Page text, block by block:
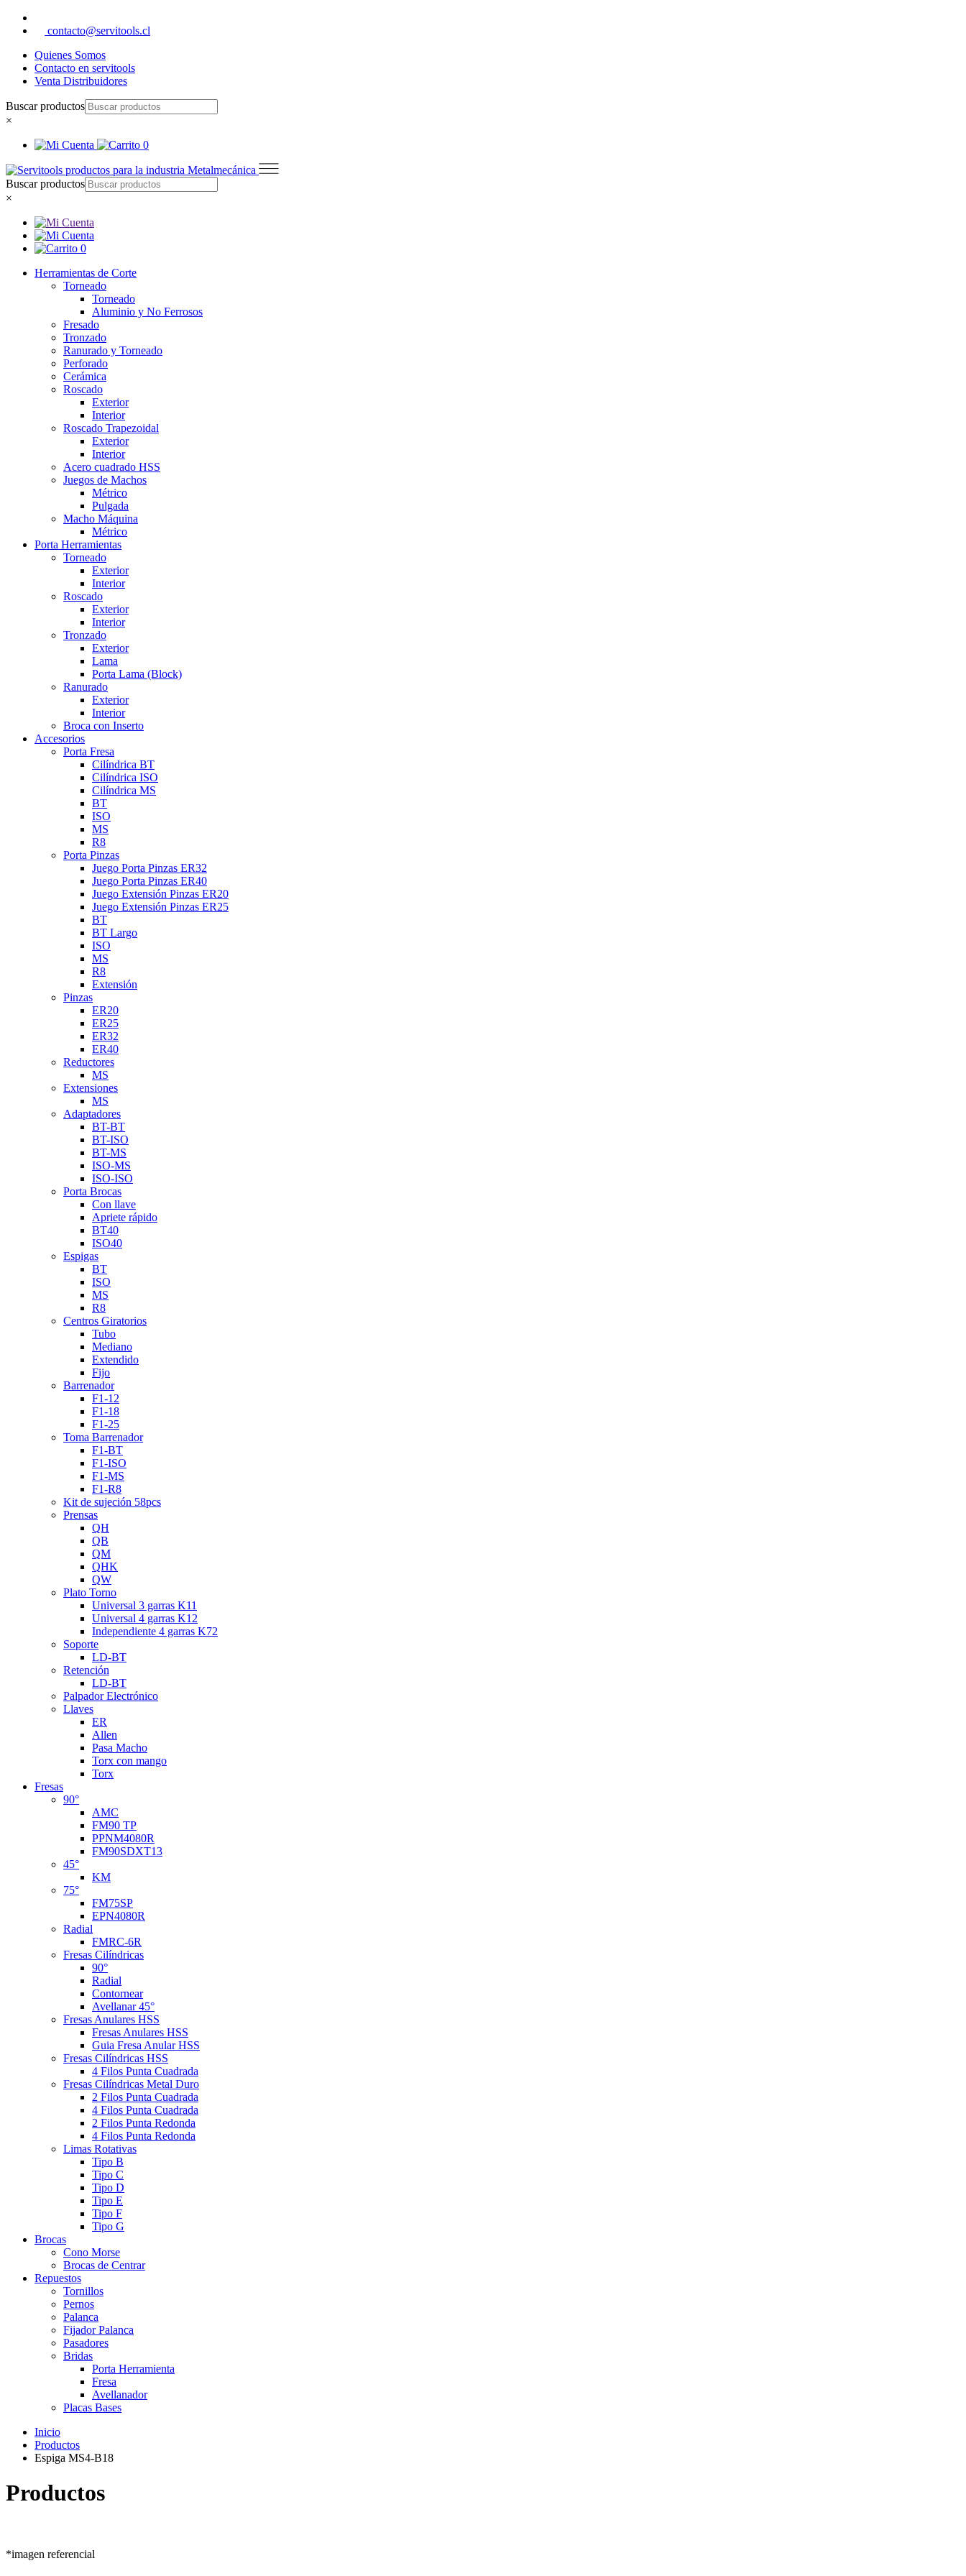
contacto@servitools.cl
Quienes Somos
Contacto en servitools
Venta Distribuidores
Buscar productos
×
0
Buscar productos
×
0
Herramientas de Corte
Torneado
Torneado
Aluminio y No Ferrosos
Fresado
Tronzado
Ranurado y Torneado
Perforado
Cerámica
Roscado
Exterior
Interior
Roscado Trapezoidal
Exterior
Interior
Acero cuadrado HSS
Juegos de Machos
Métrico
Pulgada
Macho Máquina
Métrico
Porta Herramientas
Torneado
Exterior
Interior
Roscado
Exterior
Interior
Tronzado
Exterior
Lama
Porta Lama (Block)
Ranurado
Exterior
Interior
Broca con Inserto
Accesorios
Porta Fresa
Cilíndrica BT
Cilíndrica ISO
Cilíndrica MS
BT
ISO
MS
R8
Porta Pinzas
Juego Porta Pinzas ER32
Juego Porta Pinzas ER40
Juego Extensión Pinzas ER20
Juego Extensión Pinzas ER25
BT
BT Largo
ISO
MS
R8
Extensión
Pinzas
ER20
ER25
ER32
ER40
Reductores
MS
Extensiones
MS
Adaptadores
BT-BT
BT-ISO
BT-MS
ISO-MS
ISO-ISO
Porta Brocas
Con llave
Apriete rápido
BT40
ISO40
Espigas
BT
ISO
MS
R8
Centros Giratorios
Tubo
Mediano
Extendido
Fijo
Barrenador
F1-12
F1-18
F1-25
Toma Barrenador
F1-BT
F1-ISO
F1-MS
F1-R8
Kit de sujeción 58pcs
Prensas
QH
QB
QM
QHK
QW
Plato Torno
Universal 3 garras K11
Universal 4 garras K12
Independiente 4 garras K72
Soporte
LD-BT
Retención
LD-BT
Palpador Electrónico
Llaves
ER
Allen
Pasa Macho
Torx con mango
Torx
Fresas
90°
AMC
FM90 TP
PPNM4080R
FM90SDXT13
45°
KM
75°
FM75SP
EPN4080R
Radial
FMRC-6R
Fresas Cilíndricas
90°
Radial
Contornear
Avellanar 45°
Fresas Anulares HSS
Fresas Anulares HSS
Guia Fresa Anular HSS
Fresas Cilíndricas HSS
4 Filos Punta Cuadrada
Fresas Cilíndricas Metal Duro
2 Filos Punta Cuadrada
4 Filos Punta Cuadrada
2 Filos Punta Redonda
4 Filos Punta Redonda
Limas Rotativas
Tipo B
Tipo C
Tipo D
Tipo E
Tipo F
Tipo G
Brocas
Cono Morse
Brocas de Centrar
Repuestos
Tornillos
Pernos
Palanca
Fijador Palanca
Pasadores
Bridas
Porta Herramienta
Fresa
Avellanador
Placas Bases
Inicio
Productos
Espiga MS4-B18
Productos
*imagen referencial